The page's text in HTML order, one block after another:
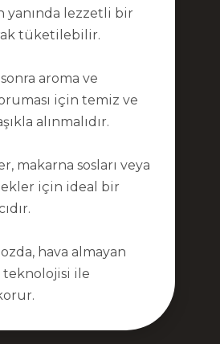
yanında lezzetli bir
tüketilebilir.
aroma ve
için temiz ve
alınmalıdır.
makarna sosları veya
için ideal bir
hava almayan
teknolojisi ile